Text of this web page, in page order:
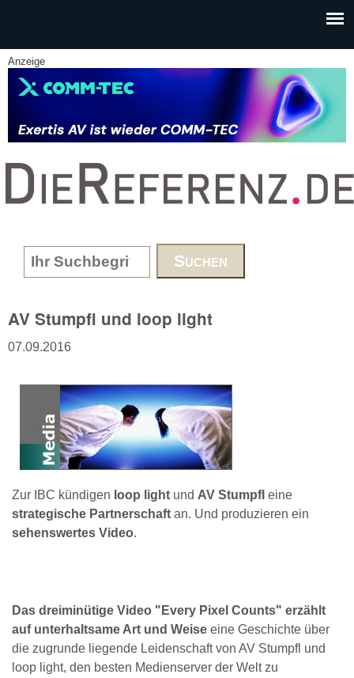
Anzeige
www.DieReferenz.de
Search form
AV Stumpfl und loop light
07.09.2016
Zur IBC kündigen loop light und AV Stumpfl eine
strategische Partnerschaft an. Und produzieren ein
sehenswertes Video.
Das dreiminütige Video "Every Pixel Counts" erzählt
auf unterhaltsame Art und Weise eine Geschichte über
die zugrunde liegende Leidenschaft von AV Stumpfl und
loop light, den besten Medienserver der Welt zu